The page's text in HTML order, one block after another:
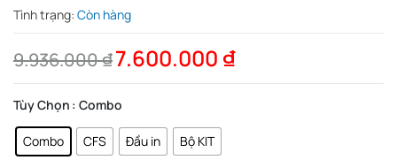
Tình trạng: Còn hàng
9.936.000₫7.600.000 ₫
Tùy Chọn : Combo
Combo CFS Đầu in Bộ KIT